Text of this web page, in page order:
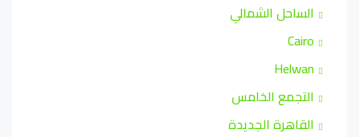
الساحل الشمالي
Cairo
Helwan
التجمع الخامس
القاهرة الجديدة